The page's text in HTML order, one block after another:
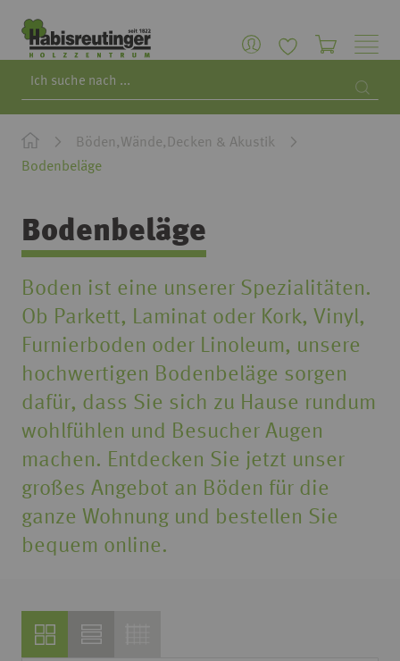
Böden,Wände,Decken & Akustik
Bodenbeläge
Bodenbeläge
Boden ist eine unserer Spezialitäten.
Ob Parkett, Laminat oder Kork, Vinyl,
Furnierboden oder Linoleum, unsere
hochwertigen Bodenbeläge sorgen
dafür, dass Sie sich zu Hause rundum
wohlfühlen und Besucher Augen
machen. Entdecken Sie jetzt unser
großes Angebot an Böden für die
ganze Wohnung und bestellen Sie
bequem online.